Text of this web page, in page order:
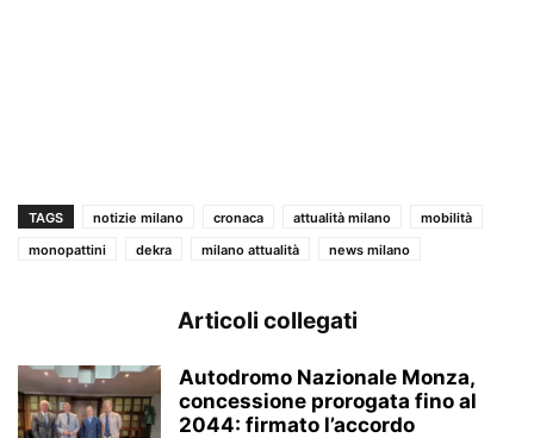
TAGS notizie milano cronaca attualità milano
mobilità
monopattini
dekra milano attualità news milano
Articoli collegati
Autodromo Nazionale Monza,
concessione prorogata fino al
2044: firmato l’accordo